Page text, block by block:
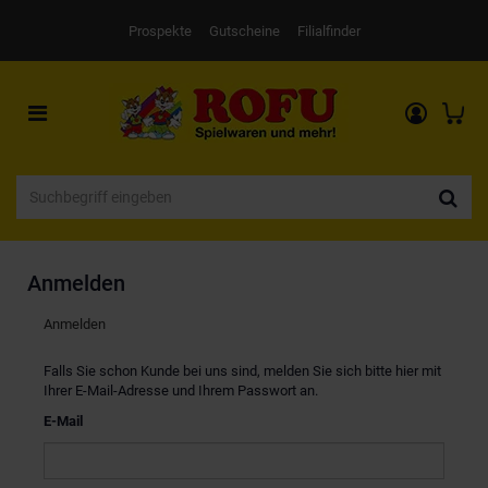
Prospekte Gutscheine Filialfinder
Toggle
navigation
Anmelden
Anmelden
Falls Sie schon Kunde bei uns sind, melden Sie sich bitte hier mit
Ihrer E-Mail-Adresse und Ihrem Passwort an.
E-Mail